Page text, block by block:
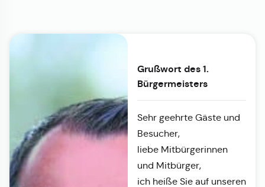
Grußwort des 1.
Bürgermeisters
Sehr geehrte Gäste und
Besucher,
liebe Mitbürgerinnen
und Mitbürger,
ich heiße Sie auf unseren